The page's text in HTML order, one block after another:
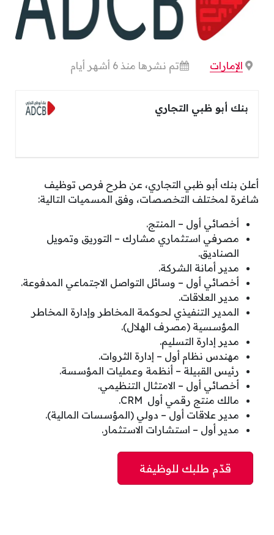
الإمارات تم نشرها منذ 6 أشهر أيام
بنك أبو ظبي التجاري
أعلن بنك أبو ظبي التجاري، عن طرح فرص توظيف
شاغرة لمختلف التخصصات، وفق المسميات التالية:
أخصائي أول – المنتج.
مصرفي استثماري مشارك – التوريق وتمويل
الصناديق.
مدير أمانة الشركة.
أخصائي أول – وسائل التواصل الاجتماعي المدفوعة.
مدير العلاقات.
المدير التنفيذي لحوكمة المخاطر وإدارة المخاطر
المؤسسية (مصرف الهلال).
مدير إدارة التسليم.
مهندس نظام أول – إدارة الثروات.
رئيس القبيلة – أنظمة وعمليات المؤسسة.
أخصائي أول – الامتثال التنظيمي.
مالك منتج رقمي أول CRM.
مدير علاقات أول – دولي (المؤسسات المالية).
مدير أول – استشارات الاستثمار.